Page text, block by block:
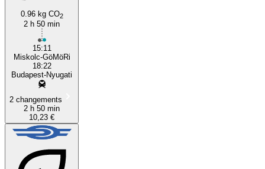
0.96 kg CO2
2 h 50 min
15:11
Miskolc-GöMöRi
18:22
Budapest-Nyugati
2 changements
2 h 50 min
10,23 €